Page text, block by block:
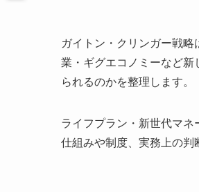
ガイトン・クリンガー戦
業・ギグエコノミーなど新
られるのかを整理します。
ライフプラン・新世代マ
仕組みや制度、実務上の判